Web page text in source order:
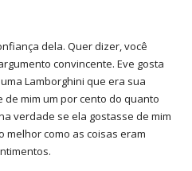
dela. Quer dizer, você
convincente. Eve gosta
Lamborghini que era sua
mim um por cento do quanto
verdade se ela gostasse de mim
como as coisas eram